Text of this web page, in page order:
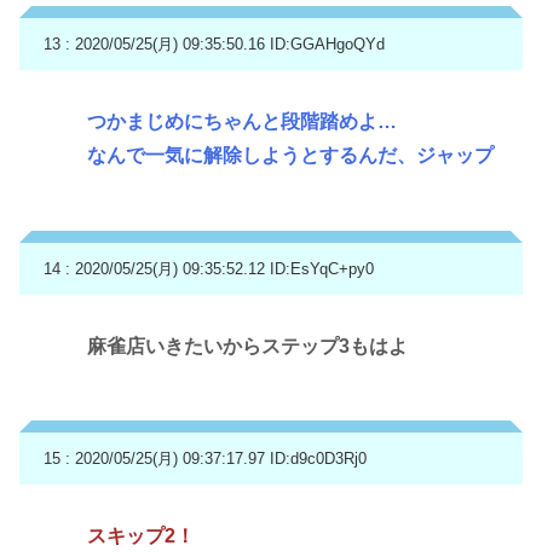
13 : 2020/05/25(月) 09:35:50.16 ID:GGAHgoQYd
つかまじめにちゃんと段階踏めよ…
なんで一気に解除しようとするんだ、ジャップ
14 : 2020/05/25(月) 09:35:52.12 ID:EsYqC+py0
麻雀店いきたいからステップ3もはよ
15 : 2020/05/25(月) 09:37:17.97 ID:d9c0D3Rj0
スキップ2！